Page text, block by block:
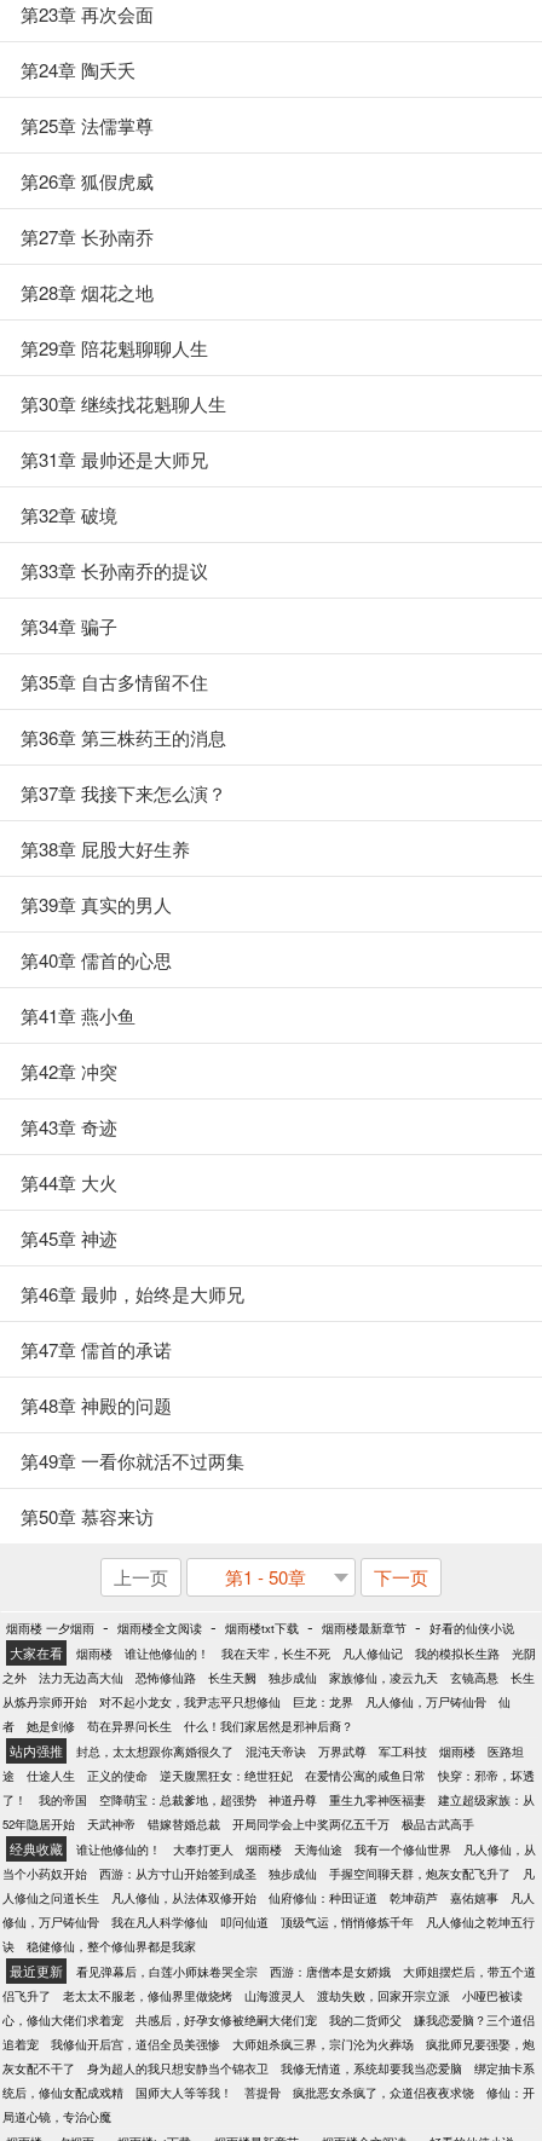
第23章 再次会面
第24章 陶夭夭
第25章 法儒掌尊
第26章 狐假虎威
第27章 长孙南乔
第28章 烟花之地
第29章 陪花魁聊聊人生
第30章 继续找花魁聊人生
第31章 最帅还是大师兄
第32章 破境
第33章 长孙南乔的提议
第34章 骗子
第35章 自古多情留不住
第36章 第三株药王的消息
第37章 我接下来怎么演？
第38章 屁股大好生养
第39章 真实的男人
第40章 儒首的心思
第41章 燕小鱼
第42章 冲突
第43章 奇迹
第44章 大火
第45章 神迹
第46章 最帅，始终是大师兄
第47章 儒首的承诺
第48章 神殿的问题
第49章 一看你就活不过两集
第50章 慕容来访
上一页 第1 - 50章 下一页
烟雨楼 一夕烟雨 - 烟雨楼全文阅读 - 烟雨楼txt下载 - 烟雨楼最新章节 - 好看的仙侠小说
大家在看 烟雨楼 谁让他修仙的！ 我在天牢，长生不死 凡人修仙记 我的模拟长生路
光阴
之外
法力无边高大仙 恐怖修仙路 长生天阙 独步成仙 家族修仙，凌云九天 玄镜高悬
长生
从炼丹宗师开始
对不起小龙女，我尹志平只想修仙 巨龙：龙界 凡人修仙，万尸铸仙骨
仙
者
她是剑修 苟在异界问长生 什么！我们家居然是邪神后裔？
站内强推 封总，太太想跟你离婚很久了 混沌天帝诀 万界武尊 军工科技 烟雨楼
医路坦
途
仕途人生 正义的使命 逆天腹黑狂女：绝世狂妃 在爱情公寓的咸鱼日常
快穿：邪帝，坏透
了！
我的帝国 空降萌宝：总裁爹地，超强势 神道丹尊 重生九零神医福妻
建立超级家族：从
52年隐居开始
天武神帝 错嫁替婚总裁 开局同学会上中奖两亿五千万 极品古武高手
经典收藏 谁让他修仙的！ 大奉打更人 烟雨楼 天海仙途 我有一个修仙世界
凡人修仙，从
当个小药奴开始
西游：从方寸山开始签到成圣 独步成仙 手握空间聊天群，炮灰女配飞升了
凡
人修仙之问道长生
凡人修仙，从法体双修开始 仙府修仙：种田证道 乾坤葫芦 嘉佑嬉事
凡人
修仙，万尸铸仙骨
我在凡人科学修仙 叩问仙道 顶级气运，悄悄修炼千年
凡人修仙之乾坤五行
诀
稳健修仙，整个修仙界都是我家
最近更新 看见弹幕后，白莲小师妹卷哭全宗 西游：唐僧本是女娇娥
大师姐摆烂后，带五个道
侣飞升了
老太太不服老，修仙界里做烧烤 山海渡灵人 渡劫失败，回家开宗立派
小哑巴被读
心，修仙大佬们求着宠
共感后，好孕女修被绝嗣大佬们宠 我的二货师父
嫌我恋爱脑？三个道侣
追着宠
我修仙开后宫，道侣全员美强惨 大师姐杀疯三界，宗门沦为火葬场
疯批师兄要强娶，炮
灰女配不干了
身为超人的我只想安静当个锦衣卫 我修无情道，系统却要我当恋爱脑
绑定抽卡系
统后，修仙女配成戏精
国师大人等等我！ 菩提骨 疯批恶女杀疯了，众道侣夜夜求饶
修仙：开
局道心镜，专治心魔